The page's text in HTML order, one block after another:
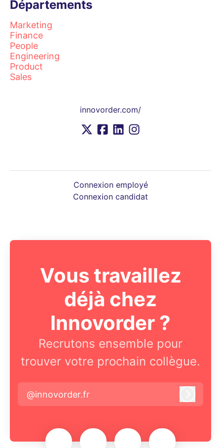
Départements
Marketing
Finance
People
Engineering
Product
Sales
innovorder.com/
Connexion employé
Connexion candidat
Vous travaillez
déjà chez
Innovorder ?
Recrutons ensemble pour
trouver votre prochain collègue.
@innovorder.fr